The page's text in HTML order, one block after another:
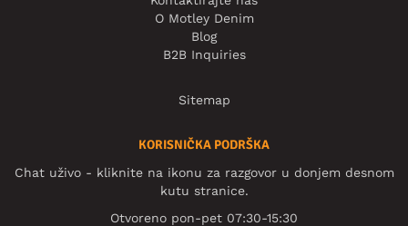
O Motley Denim
Blog
B2B Inquiries
Sitemap
KORISNIČKA PODRŠKA
Chat uživo - kliknite na ikonu za razgovor u donjem desnom
kutu stranice.
Otvoreno pon-pet 07:30-15:30